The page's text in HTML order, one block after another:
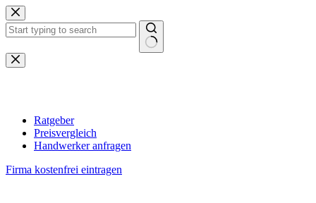
Zum
Inhalt
springen
Keine
Ergebnisse
Ratgeber
Preisvergleich
Handwerker anfragen
Firma kostenfrei eintragen